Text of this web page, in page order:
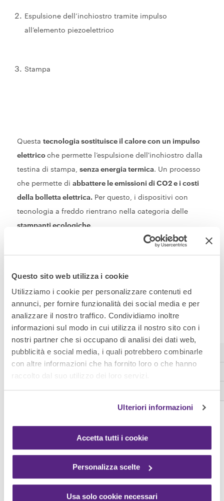
Questo sito web utilizza i cookie
Utilizziamo i cookie per personalizzare contenuti ed
annunci, per fornire funzionalità dei social media e per
analizzare il nostro traffico. Condividiamo inoltre
informazioni sul modo in cui utilizza il nostro sito con i
nostri partner che si occupano di analisi dei dati web,
pubblicità e social media, i quali potrebbero combinarle
con altre informazioni che ha fornito loro o che hanno
raccolto dal suo utilizzo dei loro servizi.
Ulteriori informazioni
Accetta tutti i cookie
Personalizza scelte
Usa solo cookie necessari
Espulsione dell’inchiostro tramite impulso
all’elemento piezoelettrico
Stampa
Questa tecnologia sostituisce il calore con un impulso
elettrico che permette l’espulsione dell'inchiostro dalla
testina di stampa, senza energia termica. Un processo
che permette di abbattere le emissioni di CO2 e i costi
della bolletta elettrica.Per questo, i dispositivi con
tecnologia a freddo rientrano nella categoria delle
stampanti ecologiche.
I vantaggi di scegliere
stampanti inkjet a freddo per le
aziende
Le aziende che scelgono di comporre il proprio parco
Riduzione dei costi operativi